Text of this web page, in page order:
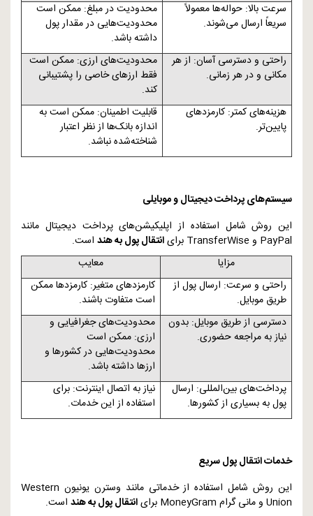
سرعت بالا: حواله‌ها معمولاً
سریعاً ارسال می‌شوند.
محدودیت در مبلغ: ممکن است
محدودیت‌هایی در مقدار پول
داشته باشد.
راحتی و دسترسی آسان: از هر
مکانی و در هر زمانی.
محدودیت‌های ارزی: ممکن است
فقط ارزهای خاصی را پشتیبانی
کند.
هزینه‌های کمتر: کارمزدهای
پایین‌تر.
قابلیت اطمینان: ممکن است به
اندازه بانک‌ها از نظر اعتبار
شناخته‌شده نباشد.
سیستم‌های پرداخت دیجیتال و موبایلی
این روش شامل استفاده از اپلیکیشن‌های پرداخت دیجیتال مانند
PayPal و TransferWise برایانتقال پول به هند است.
مزایا
معایب
راحتی و سرعت: ارسال پول از
طریق موبایل.
کارمزدهای متغیر: کارمزدها ممکن
است متفاوت باشند.
دسترسی از طریق موبایل: بدون
نیاز به مراجعه حضوری.
محدودیت‌های جغرافیایی و
ارزی: ممکن است
محدودیت‌هایی در کشورها و
ارزها داشته باشد.
پرداخت‌های بین‌المللی: ارسال
پول به بسیاری از کشورها.
نیاز به اتصال اینترنت: برای
استفاده از این خدمات.
خدمات انتقال پول سریع
این روش شامل استفاده از خدماتی مانند وسترن یونیون Western
Union و مانی گرام MoneyGram برایانتقال پول به هند است.